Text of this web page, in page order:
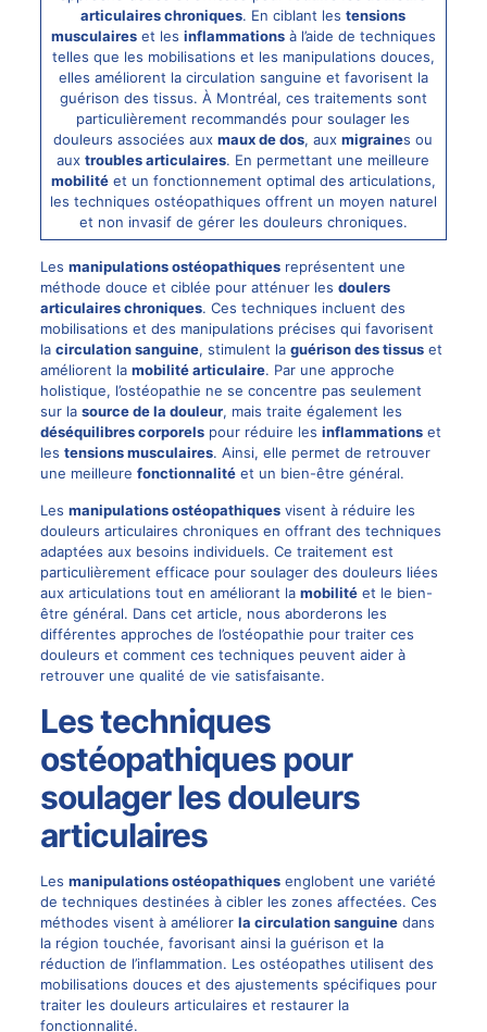
articulaires chroniques. En ciblant lestensions
musculaireset les inflammationsà l’aide de techniques
telles que les mobilisations et les manipulations douces,
elles améliorent la circulation sanguine et favorisent la
guérison des tissus. À Montréal, ces traitements sont
particulièrement recommandés pour soulager les
douleurs associées auxmaux de dos, auxmigraines ou
auxtroubles articulaires. En permettant une meilleure
mobilitéet un fonctionnement optimal des articulations,
les techniques ostéopathiques offrent un moyen naturel
et non invasif de gérer les douleurs chroniques.
Les manipulations ostéopathiquesreprésentent une
méthode douce et ciblée pour atténuer les doulers
articulaires chroniques. Ces techniques incluent des
mobilisations et des manipulations précises qui favorisent
la circulation sanguine, stimulent la guérison des tissuset
améliorent la mobilité articulaire. Par une approche
holistique, l’ostéopathie ne se concentre pas seulement
sur la source de la douleur, mais traite également les
déséquilibres corporelspour réduire les inflammationset
les tensions musculaires. Ainsi, elle permet de retrouver
une meilleure fonctionnalitéet un bien-être général.
Les manipulations ostéopathiquesvisent à réduire les
douleurs articulaires chroniques en offrant des techniques
adaptées aux besoins individuels. Ce traitement est
particulièrement efficace pour soulager des douleurs liées
aux articulations tout en améliorant la mobilitéet le bien-
être général. Dans cet article, nous aborderons les
différentes approches de l’ostéopathie pour traiter ces
douleurs et comment ces techniques peuvent aider à
retrouver une qualité de vie satisfaisante.
Les techniques
ostéopathiques pour
soulager les douleurs
articulaires
Les manipulations ostéopathiquesenglobent une variété
de techniques destinées à cibler les zones affectées. Ces
méthodes visent à améliorer la circulation sanguinedans
la région touchée, favorisant ainsi la guérison et la
réduction de l’inflammation. Les ostéopathes utilisent des
mobilisations douces et des ajustements spécifiques pour
traiter les douleurs articulaires et restaurer la
fonctionnalité.